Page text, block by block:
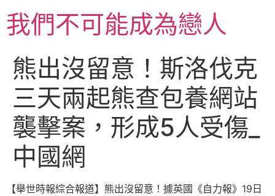
至
主我們不可能成為戀人
熊出沒留意！斯洛伐克
三天兩起熊查包養網站
襲擊案，形成5人受傷_
中國網
【舉世時報綜合報道】熊出沒留意！據英國《自力報》19日